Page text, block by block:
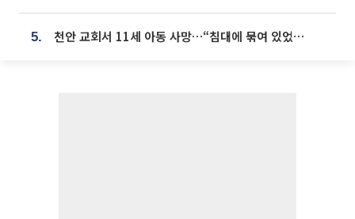
5. 천안 교회서 11세 아동 사망…“침대에 묶여 있었다” 진술 확보